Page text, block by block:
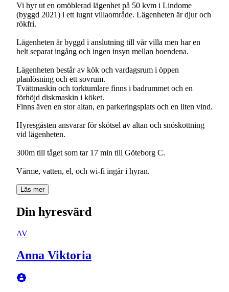
Vi hyr ut en omöblerad lägenhet på 50 kvm i Lindome
(byggd 2021) i ett lugnt villaområde. Lägenheten är djur och
rökfri.
Lägenheten är byggd i anslutning till vår villa men har en
helt separat ingång och ingen insyn mellan boendena.
Lägenheten består av kök och vardagsrum i öppen
planlösning och ett sovrum.
Tvättmaskin och torktumlare finns i badrummet och en
förhöjd diskmaskin i köket.
Finns även en stor altan, en parkeringsplats och en liten vind.
Hyresgästen ansvarar för skötsel av altan och snöskottning
vid lägenheten.
300m till tåget som tar 17 min till Göteborg C.
Värme, vatten, el, och wi-fi ingår i hyran.
Läs mer
Din hyresvärd
AV
Anna Viktoria